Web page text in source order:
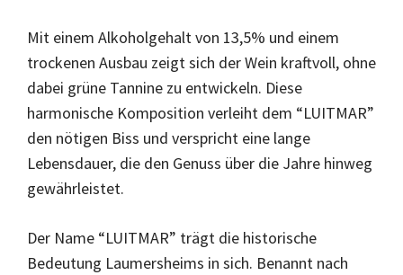
Mit einem Alkoholgehalt von 13,5% und einem
trockenen Ausbau zeigt sich der Wein kraftvoll, ohne
dabei grüne Tannine zu entwickeln. Diese
harmonische Komposition verleiht dem “LUITMAR”
den nötigen Biss und verspricht eine lange
Lebensdauer, die den Genuss über die Jahre hinweg
gewährleistet.
Der Name “LUITMAR” trägt die historische
Bedeutung Laumersheims in sich. Benannt nach